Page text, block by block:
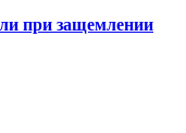
при защемлении